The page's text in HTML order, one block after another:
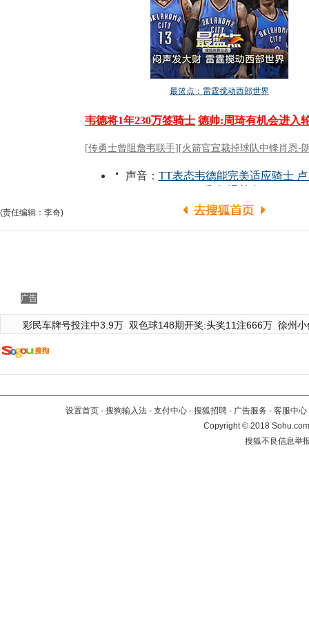
(责任编辑：李奇)
广告
彩民车牌号投注中3.9万 双色球148期开奖:头奖11注666万 徐州
设置首页 - 搜狗输入法 - 支付中心 - 搜狐招聘 - 广告服务 - 客服中心
Copyright©2018
搜狐不良信息举